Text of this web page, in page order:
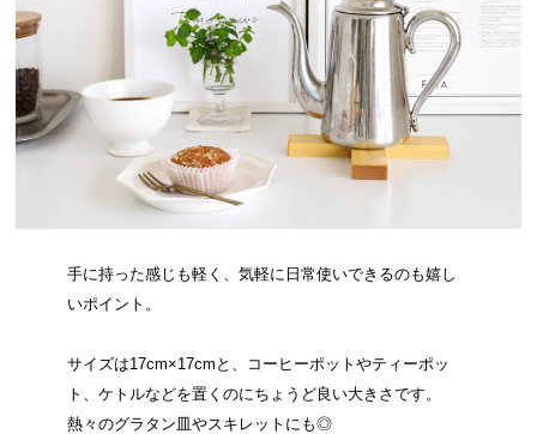
手に持った感じも軽く、気軽に日常使いできるのも嬉し
いポイント。
サイズは17cm×17cmと、コーヒーポットやティーポッ
ト、ケトルなどを置くのにちょうど良い大きさです。
熱々のグラタン皿やスキレットにも◎